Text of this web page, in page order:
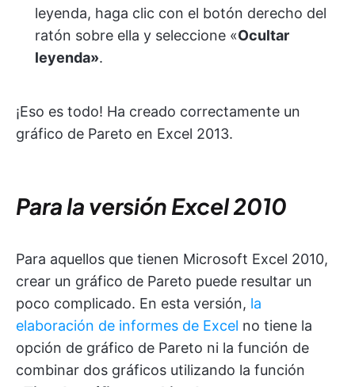
leyenda, haga clic con el botón derecho del
ratón sobre ella y seleccione «Ocultar
leyenda».
¡Eso es todo! Ha creado correctamente un
gráfico de Pareto en Excel 2013.
Para la versión Excel 2010
Para aquellos que tienen Microsoft Excel 2010,
crear un gráfico de Pareto puede resultar un
poco complicado. En esta versión, la
elaboración de informes de Excel no tiene la
opción de gráfico de Pareto ni la función de
combinar dos gráficos utilizando la función